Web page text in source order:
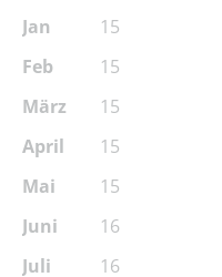
Jan
Feb
März
April
Mai
Juni
Juli
15
15
15
15
15
16
16